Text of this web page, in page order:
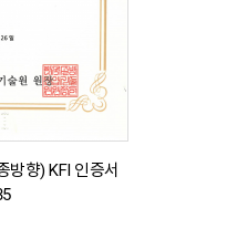
방향) KFI 인증서